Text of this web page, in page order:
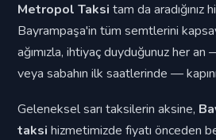
Metropol Taksi tam da aradığınız
Bayrampaşa'in tüm semtlerini
ağımızla, ihtiyaç duyduğunuz her an
veya sabahın ilk saatlerinde —
Geleneksel sarı taksilerin aksine,
taksi hizmetimizde fiyatı önceden